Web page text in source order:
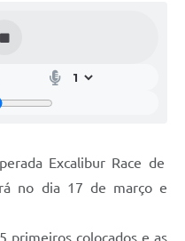
Excalibur Race de
no dia 17 de março e
primeiros colocados e as